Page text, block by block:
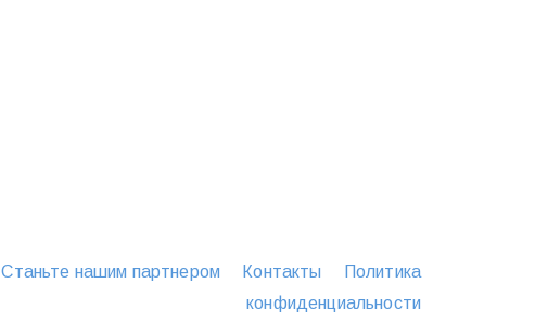
Станьте нашим партнером Контакты
Политика
конфиденциальности